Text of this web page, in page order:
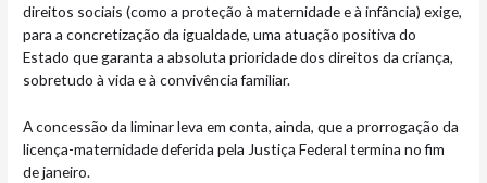
direitos sociais (como a proteção à maternidade e à infância) exige,
para a concretização da igualdade, uma atuação positiva do
Estado que garanta a absoluta prioridade dos direitos da criança,
sobretudo à vida e à convivência familiar.
A concessão da liminar leva em conta, ainda, que a prorrogação da
licença-maternidade deferida pela Justiça Federal termina no fim
de janeiro.